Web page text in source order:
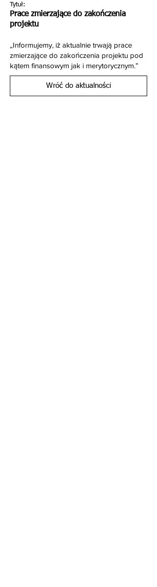
Tytuł:
Prace zmierzające do zakończenia
projektu
„Informujemy, iż aktualnie trwają prace
zmierzające do zakończenia projektu pod
kątem finansowym jak i merytorycznym.”
Wróć do aktualności